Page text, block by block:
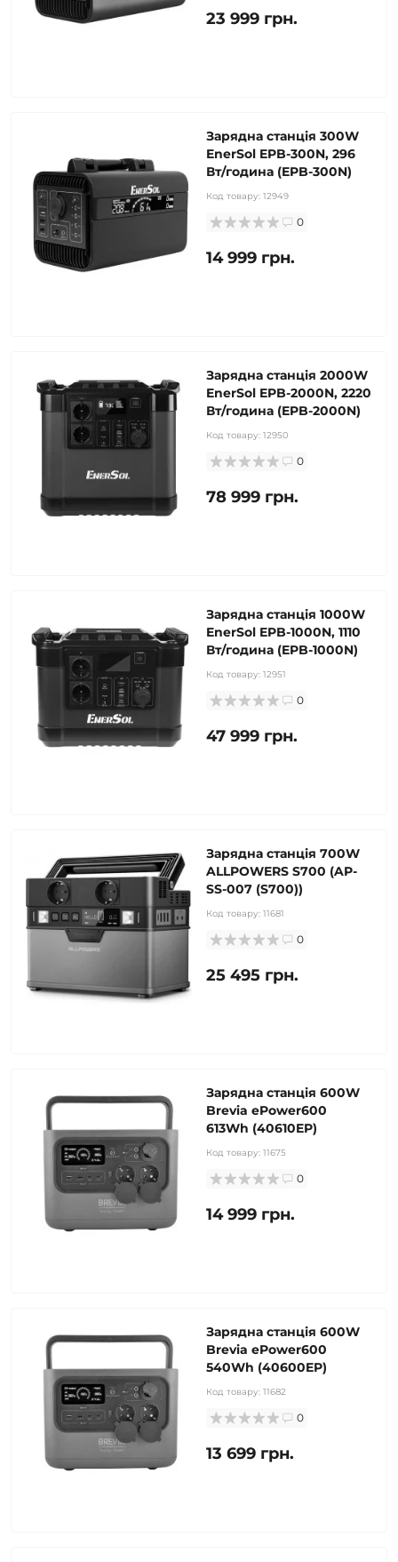
23 999 грн.
Зарядна станція 300W
EnerSol EPB-300N, 296
Вт/година (EPB-300N)
Код товару: 12949
0
14 999 грн.
Зарядна станція 2000W
EnerSol EPB-2000N, 2220
Вт/година (EPB-2000N)
Код товару: 12950
0
78 999 грн.
Зарядна станція 1000W
EnerSol EPB-1000N, 1110
Вт/година (EPB-1000N)
Код товару: 12951
0
47 999 грн.
Зарядна станція 700W
ALLPOWERS S700 (AP-
SS-007 (S700))
Код товару: 11681
0
25 495 грн.
Зарядна станція 600W
Brevia ePower600
613Wh (40610EP)
Код товару: 11675
0
14 999 грн.
Зарядна станція 600W
Brevia ePower600
540Wh (40600EP)
Код товару: 11682
0
13 699 грн.